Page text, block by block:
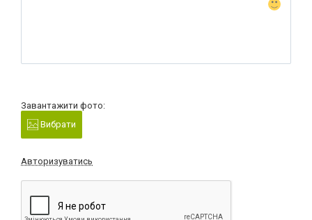
Завантажити фото:
Вибрати
Авторизуватись